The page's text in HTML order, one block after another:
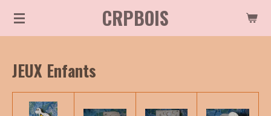
Passer
principal
CRPBOIS
JEUX Enfants